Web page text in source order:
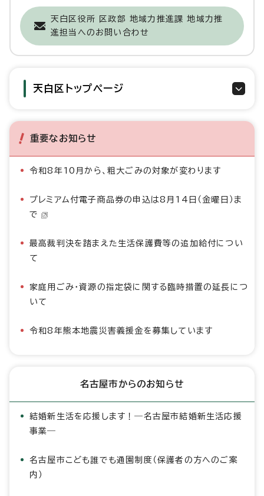
天白区役所 区政部 地域力推進課 地域力推
進担当へのお問い合わせ
天白区トップページ
重要なお知らせ
令和8年10月から、粗大ごみの対象が変わります
プレミアム付電子商品券の申込は8月14日（金曜日）ま
で
最高裁判決を踏まえた生活保護費等の追加給付につい
て
家庭用ごみ・資源の指定袋に関する臨時措置の延長につ
いて
令和8年熊本地震災害義援金を募集しています
名古屋市からのお知らせ
結婚新生活を応援します！―名古屋市結婚新生活応援
事業―
名古屋市こども誰でも通園制度（保護者の方へのご案
内）